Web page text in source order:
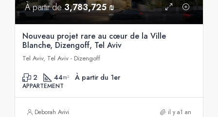
À partir de3,783,725 ₪
Nouveau projet rare au cœur de la Ville
Blanche, Dizengoff, Tel Aviv
Tel Aviv, Tel Aviv - Dizengoff
2 44m² À partir du 1er
APPARTEMENT
Deborah Avivi il y a1 an